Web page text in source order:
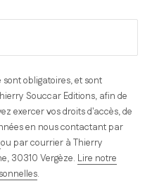
obligatoires, et sont
Souccar Editions, afin de
exercer vos droits d'accès, de
en nous contactant par
ou par courrier à Thierry
30310 Vergèze. Lire notre
.